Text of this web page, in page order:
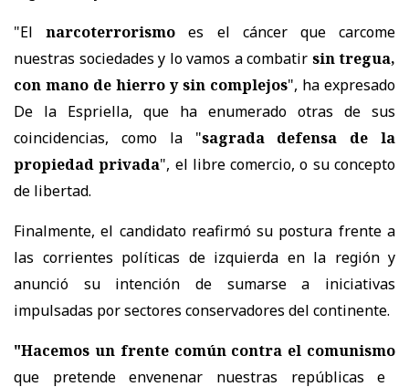
"Elnarcoterrorismo es el cáncer que carcome
nuestras sociedades y lo vamos a combatir sin tregua,
con mano de hierro y sin complejos", ha expresado
De la Espriella, que ha enumerado otras de sus
coincidencias, como la "sagrada defensa de la
propiedad privada", el libre comercio, o su concepto
de libertad.
Finalmente, el candidato reafirmó su postura frente a
las corrientes políticas de izquierda en la región y
anunció su intención de sumarse a iniciativas
impulsadas por sectores conservadores del continente.
"Hacemos un frente común contra el comunismo
que pretende envenenar nuestras repúblicas e